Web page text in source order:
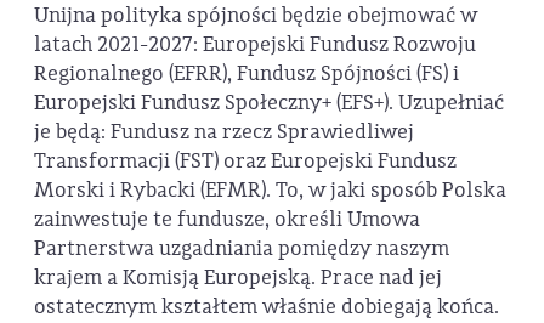
Unijna polityka spójności będzie obejmować w
latach 2021-2027: Europejski Fundusz Rozwoju
Regionalnego (EFRR), Fundusz Spójności (FS) i
Europejski Fundusz Społeczny+ (EFS+). Uzupełniać
je będą: Fundusz na rzecz Sprawiedliwej
Transformacji (FST) oraz Europejski Fundusz
Morski i Rybacki (EFMR). To, w jaki sposób Polska
zainwestuje te fundusze, określi Umowa
Partnerstwa uzgadniania pomiędzy naszym
krajem a Komisją Europejską. Prace nad jej
ostatecznym kształtem właśnie dobiegają końca.